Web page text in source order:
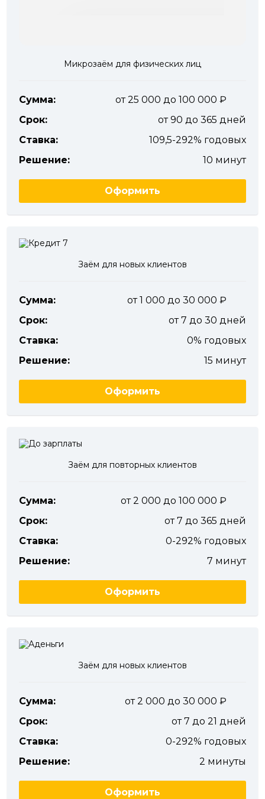
Микрозаём для физических лиц
Сумма:
от 25 000 до 100 000
Срок:
от 90 до 365 дней
Ставка:
109,5-292% годовых
Решение:
10 минут
Оформить
Заём для новых клиентов
Сумма:
от 1 000 до 30 000
Срок:
от 7 до 30 дней
Ставка:
0% годовых
Решение:
15 минут
Оформить
Заём для повторных клиентов
Сумма:
от 2 000 до 100 000
Срок:
от 7 до 365 дней
Ставка:
0-292% годовых
Решение:
7 минут
Оформить
Заём для новых клиентов
Сумма:
от 2 000 до 30 000
Срок:
от 7 до 21 дней
Ставка:
0-292% годовых
Решение:
2 минуты
Оформить